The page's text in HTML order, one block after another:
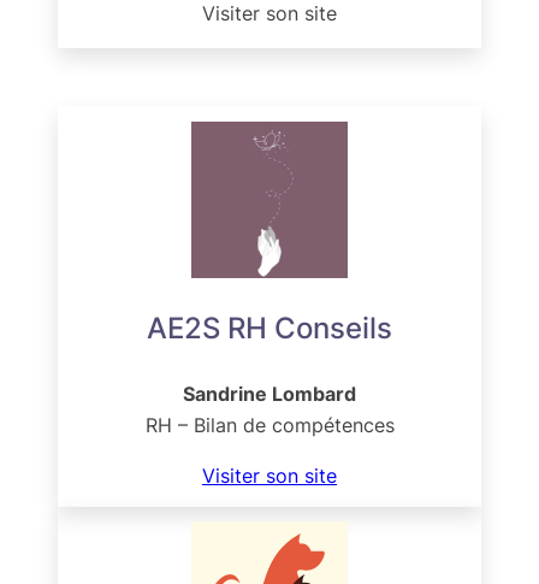
Visiter son site
AE2S RH Conseils
Sandrine Lombard
RH – Bilan de compétences
Visiter son site